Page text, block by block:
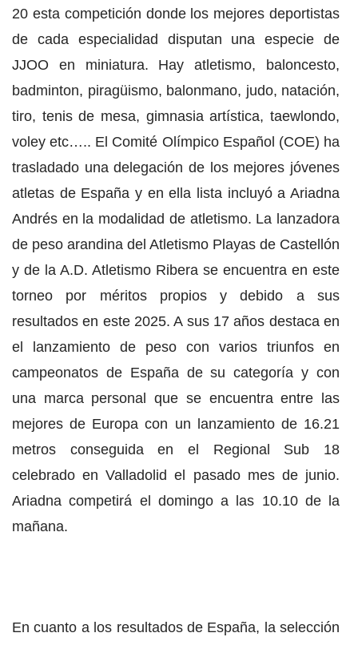
20 esta competición donde los mejores deportistas
de cada especialidad disputan una especie de
JJOO en miniatura. Hay atletismo, baloncesto,
badminton, piragüismo, balonmano, judo, natación,
tiro, tenis de mesa, gimnasia artística, taewlondo,
voley etc….. El Comité Olímpico Español (COE) ha
trasladado una delegación de los mejores jóvenes
atletas de España y en ella lista incluyó a Ariadna
Andrés en la modalidad de atletismo. La lanzadora
de peso arandina del Atletismo Playas de Castellón
y de la A.D. Atletismo Ribera se encuentra en este
torneo por méritos propios y debido a sus
resultados en este 2025. A sus 17 años destaca en
el lanzamiento de peso con varios triunfos en
campeonatos de España de su categoría y con
una marca personal que se encuentra entre las
mejores de Europa con un lanzamiento de 16.21
metros conseguida en el Regional Sub 18
celebrado en Valladolid el pasado mes de junio.
Ariadna competirá el domingo a las 10.10 de la
mañana.
En cuanto a los resultados de España, la selección